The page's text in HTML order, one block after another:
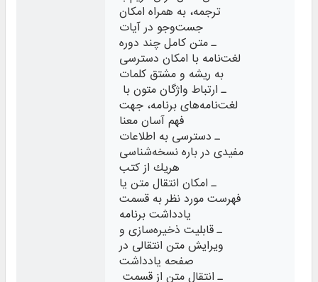
ترجمه، به همراه امکان
ـ متن کامل چند دوره
لغت‌نامه با امکان دسترسی
به ريشه و مشتق کلمات
لغت‌نامه‌های برنامه، جهت
ـ دسترسی به اطلاعات
مفيدی در باره نسخه‌شناسی
ـ امكان انتقال متن یا
فهرست مورد نظر به قسمت
ـ قابلیت ذخيره‌‌سازی و
ويرايش متن انتقالی در
صفحه یادداشت